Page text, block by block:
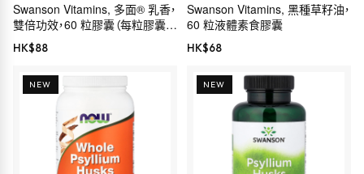
Swanson Vitamins, 多面® 乳香，
雙倍功效，60 粒膠囊（每粒膠囊
800 毫克）
HK$88
Swanson Vitamins, 黑種草籽油，
60 粒液體素食膠囊
HK$68
NEW NEW